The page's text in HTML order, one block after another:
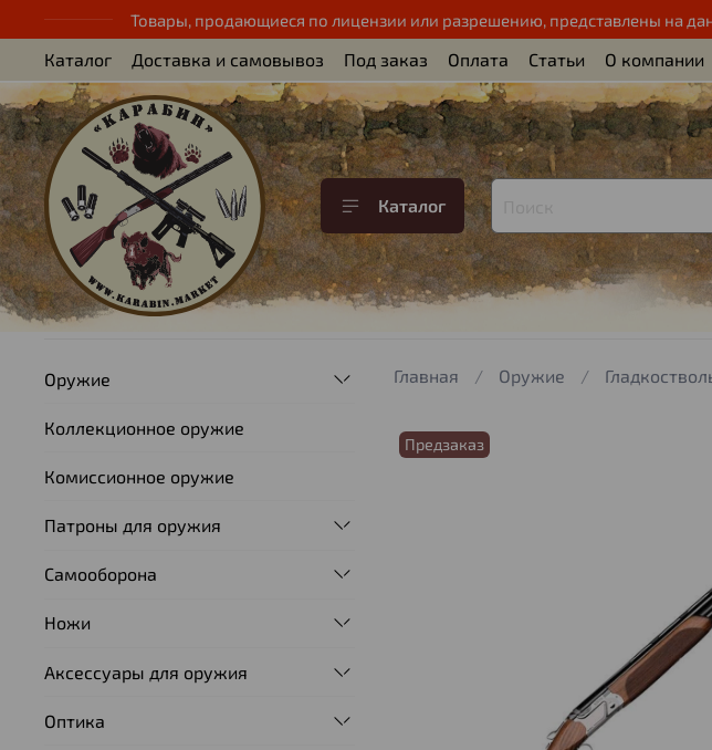
Товары, продающиеся по лицензии или разрешению, представлены на
Каталог Доставка и самовывоз Под заказ Оплата Статьи О компании
Каталог
Главная Оружие
Предзаказ
Оружие
Коллекционное оружие
Комиссионное оружие
Патроны для оружия
Самооборона
Ножи
Аксессуары для оружия
Оптика